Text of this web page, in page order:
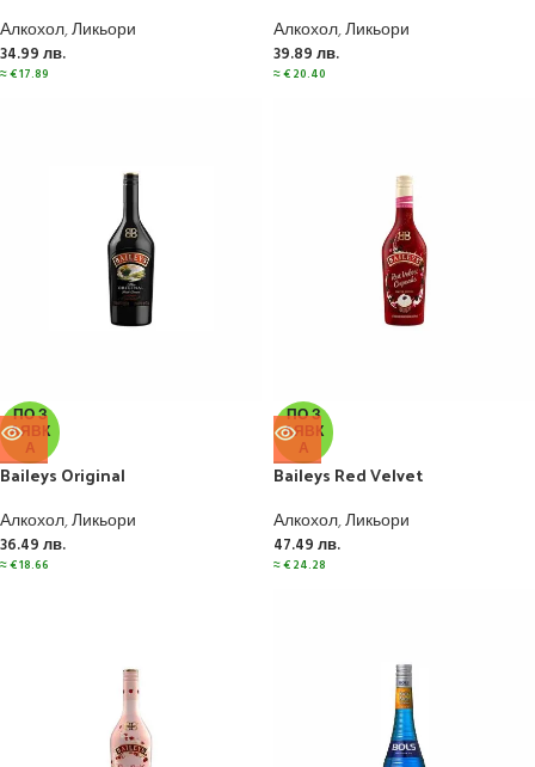
Алкохол,Ликьори
34.99 лв.
≈€17.89
Алкохол,Ликьори
39.89 лв.
≈€20.40
ПО З
АЯВК
А
Baileys Original
Алкохол,Ликьори
36.49 лв.
≈€18.66
ПО З
АЯВК
А
Baileys Red Velvet
Алкохол,Ликьори
47.49 лв.
≈€24.28